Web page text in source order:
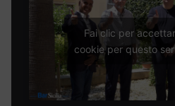
Fai clic per
cookie per questo